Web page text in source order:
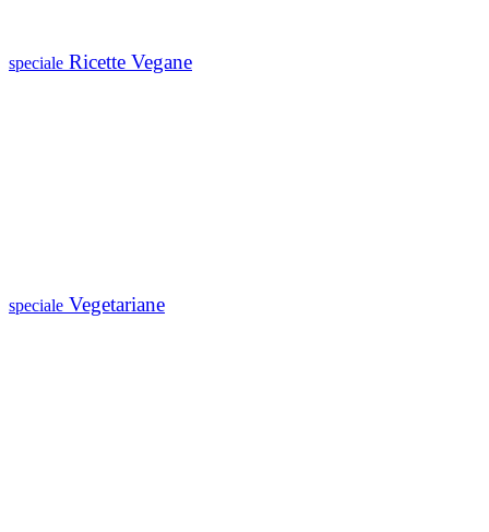
speciale Ricette Vegane
speciale Vegetariane